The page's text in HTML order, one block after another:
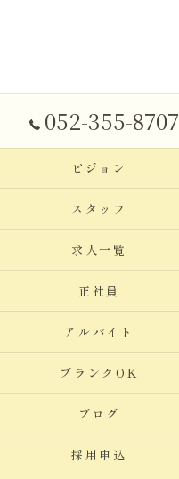
052-355-8707
ビジョン
スタッフ
求人一覧
正社員
アルバイト
ブランクOK
ブログ
採用申込